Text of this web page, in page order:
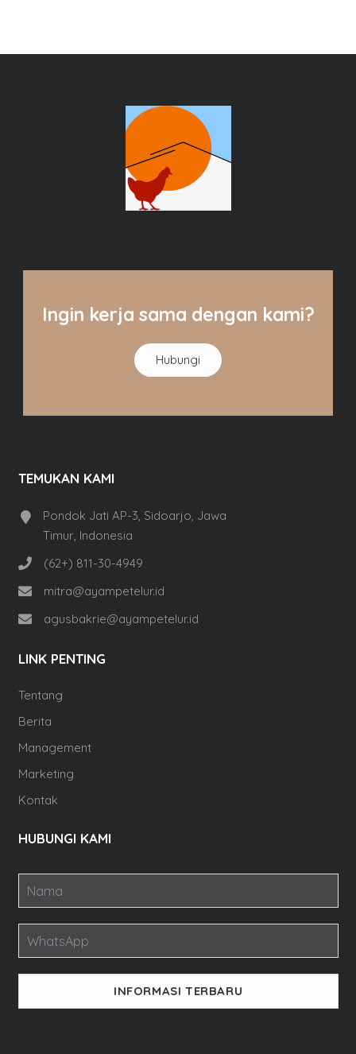
Ingin kerja sama dengan kami?
Hubungi
TEMUKAN KAMI
Pondok Jati AP-3, Sidoarjo, Jawa
Timur, Indonesia
(62+) 811-30-4949
mitra@ayampetelur.id
agusbakrie@ayampetelur.id
LINK PENTING
Tentang
Berita
Management
Marketing
Kontak
HUBUNGI KAMI
INFORMASI TERBARU